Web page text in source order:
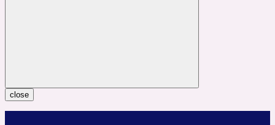
close